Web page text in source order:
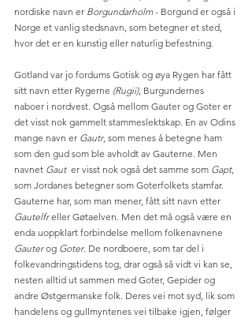
nordiske navn er Borgundarholm - Borgund er også i
Norge et vanlig stedsnavn, som betegner et sted,
hvor det er en kunstig eller naturlig befestning.
Gotland var jo fordums Gotisk og øya Rygen har fått
sitt navn etter Rygerne (Rugii), Burgundernes
naboer i nordvest. Også mellom Gauter og Goter er
det visst nok gammelt stammeslektskap. En av Odins
mange navn er Gautr, som menes å betegne ham
som den gud som ble avholdt av Gauterne. Men
navnet Gaut
  er visst nok også det samme som
Gapt,
som Jordanes betegner som Goterfolkets stamfar.
Gauterne har, som man mener, fått sitt navn etter
Gautelfr eller Gøtaelven. Men det må også være en
enda uoppklart forbindelse mellom folkenavnene
Gauter og Goter. De nordboere, som tar del i
folkevandringstidens tog, drar også så vidt vi kan se,
nesten alltid ut sammen med Goter, Gepider og
andre Østgermanske folk. Deres vei mot syd, lik som
handelens og gullmyntenes vei tilbake igjen, følger